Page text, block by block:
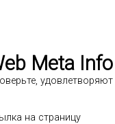
Meta Info
на страницу